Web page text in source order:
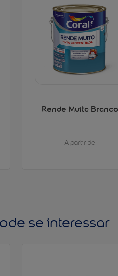
Rende Muito Branco
A partir de
se interessar